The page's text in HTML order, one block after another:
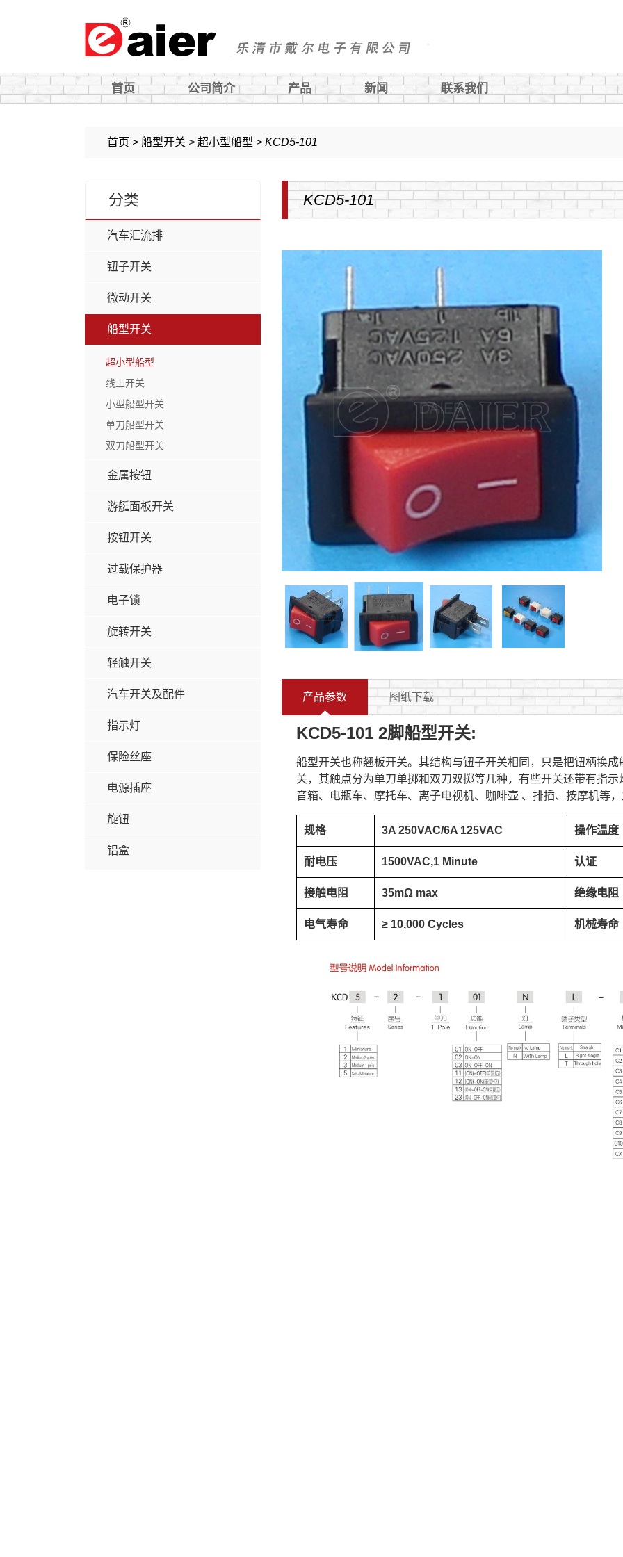
首页 公司简介 产品
钮子开关
船型开关
按钮开关
电子锁
旋钮
指示灯
新闻 联系我们
首页 > 船型开关 > 超小型船型 > KCD5-101
分类
汽车汇流排
钮子开关
微动开关
船型开关
超小型船型
线上开关
小型船型开关
单刀船型开关
双刀船型开关
金属按钮
游艇面板开关
按钮开关
过载保护器
电子锁
旋转开关
轻触开关
汽车开关及配件
指示灯
保险丝座
电源插座
旋钮
铝盒
KCD5-101
产品参数 图纸下载
KCD5-101 2脚船型开关:
船型开关也称翘板开关。其结构与钮子开关相同，只是把钮柄换
关，其触点分为单刀单掷和双刀双掷等几种，有些开关还带有指
音箱、电瓶车、摩托车、离子电视机、咖啡壶 、排插、按摩机等
规格 3A 250VAC/6A 125VAC 操作温度
耐电压 1500VAC,1 Minute 认证
接触电阻 35mΩ max 绝缘电阻
电气寿命 ≥ 10,000 Cycles 机械寿命